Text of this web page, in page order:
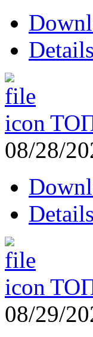
Details
08/28/
Details
08/29/